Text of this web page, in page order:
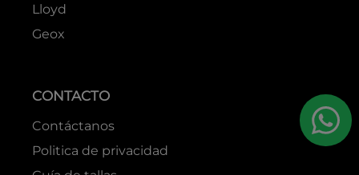
Lloyd
Geox
CONTACTO
Contáctanos
Politica de privacidad